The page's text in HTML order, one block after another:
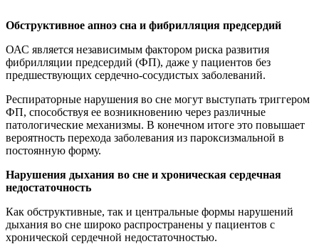
Обструктивное апноэ сна и фибрилляция предсердий
ОАС является независимым фактором риска развития
фибрилляции предсердий (ФП), даже у пациентов без
предшествующих сердечно-сосудистых заболеваний.
Респираторные нарушения во сне могут выступать триггером
ФП, способствуя ее возникновению через различные
патологические механизмы. В конечном итоге это повышает
вероятность перехода заболевания из пароксизмальной в
постоянную форму.
Нарушения дыхания во сне и хроническая сердечная
недостаточность
Как обструктивные, так и центральные формы нарушений
дыхания во сне широко распространены у пациентов с
хронической сердечной недостаточностью.